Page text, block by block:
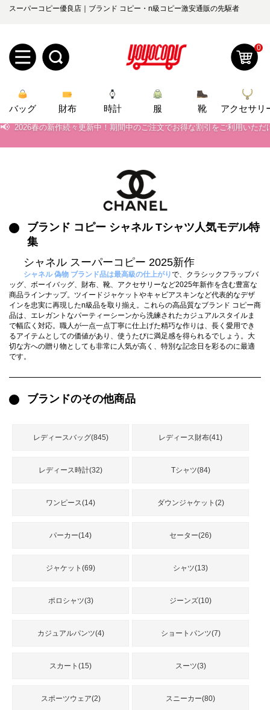
スーパーコピー優良店｜ブランド コピー・n級コピー激安通販の先駆者
規
ロ
ー
ー
管
理
お
ら
せ
yoyocopys@gmail.com
2026人気特集
バッグ
財布
時計
服
ズボン
衣装セット
靴
住まい用品
アクセサリー
ベルト
スカーフ
アイフォーンケ
ース
小物
最
0
バッグ 財布 時計 服 靴 アクセサリ
当店は正真正銘のn級スーパーコピーのみ取扱い。最高品質の再現度を
2026春の新作続々更新中！期間中のご注文でお得な割引をご利用いただ
ブランド コピー シャネル Tシャツ人気モデル特
集
シャネル スーパーコピー 2025新作
シャネル 偽物 ブランド品は最高級の仕上がりで、クラシックフラップバ
ッグ、ボーイバッグ、財布、靴、アクセサリーなど2025年新作を含む豊富な
商品ラインナップ。ツイードジャケットやキャビアスキンなど代表的なデザ
インを忠実に再現したn級品を取り揃え。これらの高品質なブランド コピー商
品は、エレガントなパーティーシーンから洗練されたカジュアルスタイルま
で幅広く対応。職人が一点一点丁寧に仕上げた精巧な作りは、長く愛用でき
るアイテムとしての価値があり、使うたびに満足感を得られるでしょう。大
切な方への贈り物としても非常に人気が高く、特別な記念日を彩るのに最適
です。
ブランドのその他商品
レディースバッグ(845) レディース財布(41)
レディース時計(32) Tシャツ(84)
ワンピース(14) ダウンジャケット(2)
パーカー(14) セーター(26)
ジャケット(69) シャツ(13)
ポロシャツ(3) ジーンズ(10)
カジュアルパンツ(4) ショートパンツ(7)
スカート(15) スーツ(3)
スポーツウェア(2) スニーカー(80)